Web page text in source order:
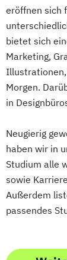
eröffnen sich
bietet sich
Marketing,
Morgen.
in
Neugierig
haben wir in
Studium alle
sowie
Außerdem
passendes